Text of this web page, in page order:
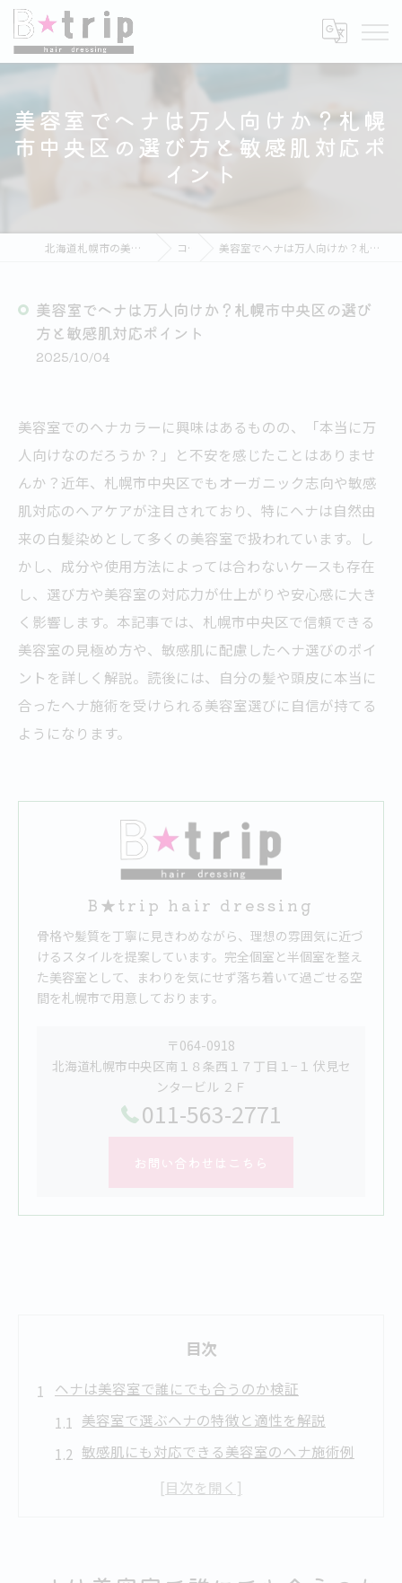
美容室でヘナは万人向けか？札幌
市中央区の選び方と敏感肌対応ポ
イント
北海道札幌市の美容室ならB★trip hair dressing コラム 美容室でヘナは万人向けか？札幌市中央区の選び方と敏感肌対応ポイント
美容室でヘナは万人向けか？札幌市中央区の選び
方と敏感肌対応ポイント
2025/10/04
美容室でのヘナカラーに興味はあるものの、「本当に万
人向けなのだろうか？」と不安を感じたことはありませ
んか？近年、札幌市中央区でもオーガニック志向や敏感
肌対応のヘアケアが注目されており、特にヘナは自然由
来の白髪染めとして多くの美容室で扱われています。し
かし、成分や使用方法によっては合わないケースも存在
し、選び方や美容室の対応力が仕上がりや安心感に大き
く影響します。本記事では、札幌市中央区で信頼できる
美容室の見極め方や、敏感肌に配慮したヘナ選びのポイ
ントを詳しく解説。読後には、自分の髪や頭皮に本当に
合ったヘナ施術を受けられる美容室選びに自信が持てる
ようになります。
B★trip hair dressing
骨格や髪質を丁寧に見きわめながら、理想の雰囲気に近づ
けるスタイルを提案しています。完全個室と半個室を整え
た美容室として、まわりを気にせず落ち着いて過ごせる空
間を札幌市で用意しております。
〒064-0918
北海道札幌市中央区南１８条西１７丁目１−１ 伏見セ
ンタービル ２Ｆ
011-563-2771
お問い合わせはこちら
目次
ヘナは美容室で誰にでも合うのか検証
美容室で選ぶヘナの特徴と適性を解説
敏感肌にも対応できる美容室のヘナ施術例
オーガニック白髪染めの美容室選びの基準
敏感肌向けヘナ施術の安心ポイント解説